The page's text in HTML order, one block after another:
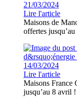
21/03/2024
Lire l'article
Maisons de
offertes
14/03/2024
Lire l'article
Maisons France
jusqu’au 8 avril !